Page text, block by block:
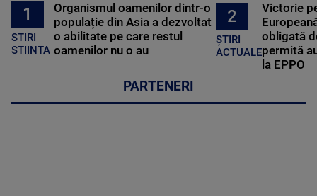
1
STIRI
STIINTA
Organismul oamenilor dintr-o
populație din Asia a dezvoltat
o abilitate pe care restul
oamenilor nu o au
2
ȘTIRI
ACTUALE
Victorie
obligată
permită
la EPPO
PARTENERI